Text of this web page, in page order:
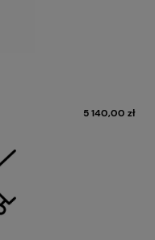
5 140,00 zł